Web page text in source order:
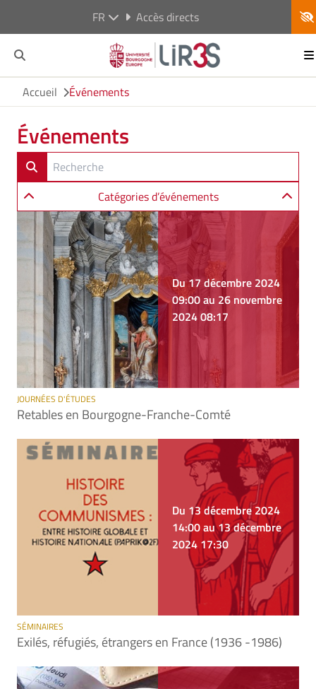
FR Accès directs
Accueil Événements
Événements
Catégories d’événements
Du 17 décembre 2024
09:00 au 26 novembre
2024 08:17
JOURNÉES D'ÉTUDES
Retables en Bourgogne-Franche-Comté
Du 13 décembre 2024
14:00 au 13 décembre
2024 17:30
SÉMINAIRES
Exilés, réfugiés, étrangers en France (1936 -1986)